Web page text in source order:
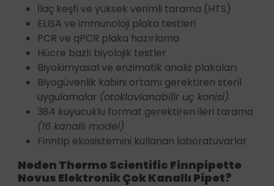
İlaç keşfi ve yüksek verimli tarama (HTS)
ELISA ve immunoloji plaka testleri
PCR ve qPCR plaka hazırlama
Hücre bazlı biyolojik testler
Biyokimyasal ve enzimatik analiz plakaları
Biyogüvenlik kabini ortamı gerektiren steril
uygulamalar (otoklavlanabilir uç konisi)
384 kuyucuklu format gerektiren ileri tarama
(16 kanallı model)
Finntip ekosistemini kullanan laboratuvarlar
Neden Thermo Scientific Finnpipette
Novus Elektronik Çok Kanallı Pipet?